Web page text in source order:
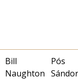
Bill
Naughton
Pós
Sándor